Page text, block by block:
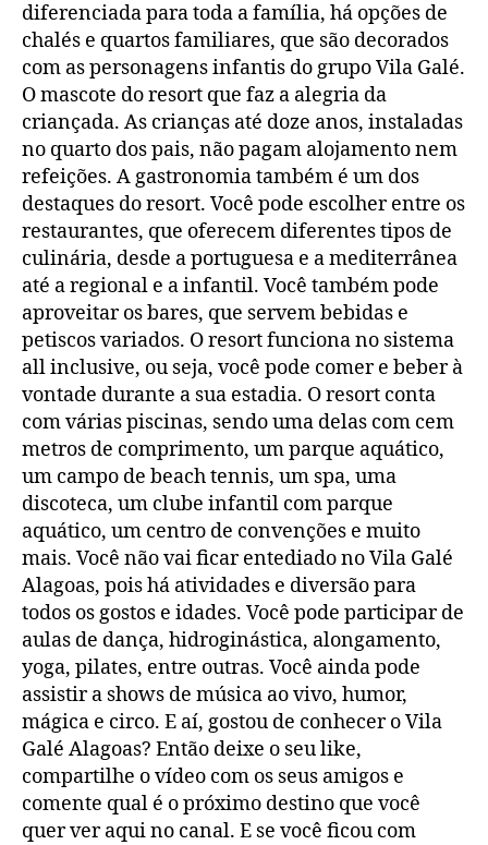
diferenciada para toda a família, há opções de
chalés e quartos familiares, que são decorados
com as personagens infantis do grupo Vila Galé.
O mascote do resort que faz a alegria da
criançada. As crianças até doze anos, instaladas
no quarto dos pais, não pagam alojamento nem
refeições. A gastronomia também é um dos
destaques do resort. Você pode escolher entre os
restaurantes, que oferecem diferentes tipos de
culinária, desde a portuguesa e a mediterrânea
até a regional e a infantil. Você também pode
aproveitar os bares, que servem bebidas e
petiscos variados. O resort funciona no sistema
all inclusive, ou seja, você pode comer e beber à
vontade durante a sua estadia. O resort conta
com várias piscinas, sendo uma delas com cem
metros de comprimento, um parque aquático,
um campo de beach tennis, um spa, uma
discoteca, um clube infantil com parque
aquático, um centro de convenções e muito
mais. Você não vai ficar entediado no Vila Galé
Alagoas, pois há atividades e diversão para
todos os gostos e idades. Você pode participar de
aulas de dança, hidroginástica, alongamento,
yoga, pilates, entre outras. Você ainda pode
assistir a shows de música ao vivo, humor,
mágica e circo. E aí, gostou de conhecer o Vila
Galé Alagoas? Então deixe o seu like,
compartilhe o vídeo com os seus amigos e
comente qual é o próximo destino que você
quer ver aqui no canal. E se você ficou com